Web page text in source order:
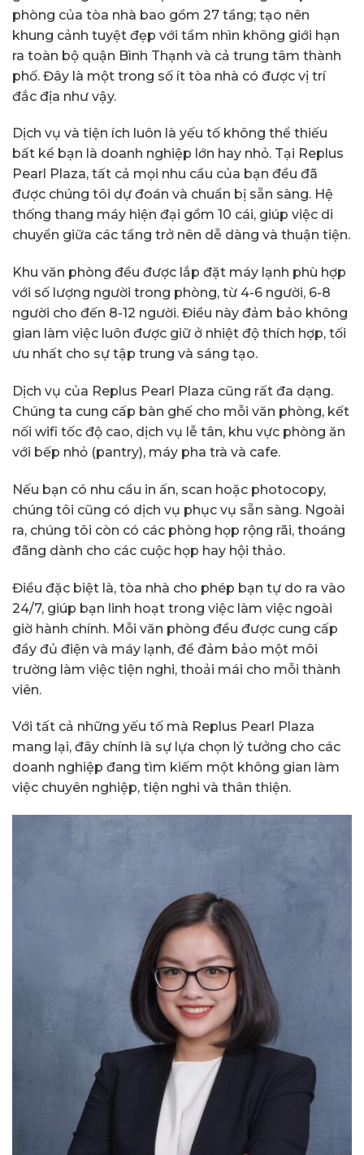
phòng của tòa nhà bao gồm 27 tầng; tạo nên
khung cảnh tuyệt đẹp với tầm nhìn không giới hạn
ra toàn bộ quận Bình Thạnh và cả trung tâm thành
phố. Đây là một trong số ít tòa nhà có được vị trí
đắc địa như vậy.
Dịch vụ và tiện ích luôn là yếu tố không thể thiếu
bất kể bạn là doanh nghiệp lớn hay nhỏ. Tại Replus
Pearl Plaza, tất cả mọi nhu cầu của bạn đều đã
được chúng tôi dự đoán và chuẩn bị sẵn sàng. Hệ
thống thang máy hiện đại gồm 10 cái, giúp việc di
chuyển giữa các tầng trở nên dễ dàng và thuận tiện.
Khu văn phòng đều được lắp đặt máy lạnh phù hợp
với số lượng người trong phòng, từ 4-6 người, 6-8
người cho đến 8-12 người. Điều này đảm bảo không
gian làm việc luôn được giữ ở nhiệt độ thích hợp, tối
ưu nhất cho sự tập trung và sáng tạo.
Dịch vụ của Replus Pearl Plaza cũng rất đa dạng.
Chúng ta cung cấp bàn ghế cho mỗi văn phòng, kết
nối wifi tốc độ cao, dịch vụ lễ tân, khu vực phòng ăn
với bếp nhỏ (pantry), máy pha trà và cafe.
Nếu bạn có nhu cầu in ấn, scan hoặc photocopy,
chúng tôi cũng có dịch vụ phục vụ sẵn sàng. Ngoài
ra, chúng tôi còn có các phòng họp rộng rãi, thoáng
đãng dành cho các cuộc họp hay hội thảo.
Điều đặc biệt là, tòa nhà cho phép bạn tự do ra vào
24/7, giúp bạn linh hoạt trong việc làm việc ngoài
giờ hành chính. Mỗi văn phòng đều được cung cấp
đầy đủ điện và máy lạnh, để đảm bảo một môi
trường làm việc tiện nghi, thoải mái cho mỗi thành
viên.
Với tất cả những yếu tố mà Replus Pearl Plaza
mang lại, đây chính là sự lựa chọn lý tưởng cho các
doanh nghiệp đang tìm kiếm một không gian làm
việc chuyên nghiệp, tiện nghi và thân thiện.